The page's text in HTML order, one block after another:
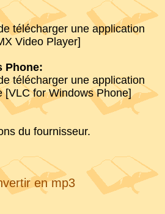
télécharger une application
Video Player]
Phone:
télécharger une application
[VLC for Windows Phone]
du fournisseur.
en mp3